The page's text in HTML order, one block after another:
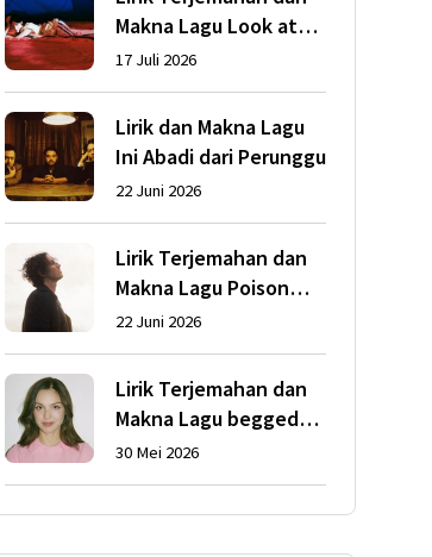
Makna Lagu Look at
My Life dari Gracie
Abrams
17 Juli 2026
Lirik dan Makna Lagu
Ini Abadi dari Perunggu
22 Juni 2026
Lirik Terjemahan dan
Makna Lagu Poison
dari Dean Lewis
22 Juni 2026
Lirik Terjemahan dan
Makna Lagu begged
dari Olivia Rodrigo
30 Mei 2026